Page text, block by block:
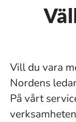
Vill du vara
Nordens
På vårt